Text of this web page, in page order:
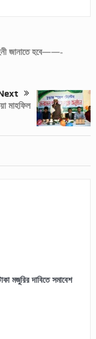
জানাতে হবে——-
মাহফিল
মজুরির দাবিতে সমাবেশ